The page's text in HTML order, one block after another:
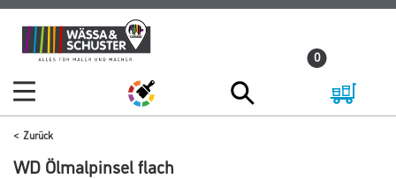
Zum
Inhalt
Zum
Navigationsmenü
0
Zurück
WD Ölmalpinsel flach